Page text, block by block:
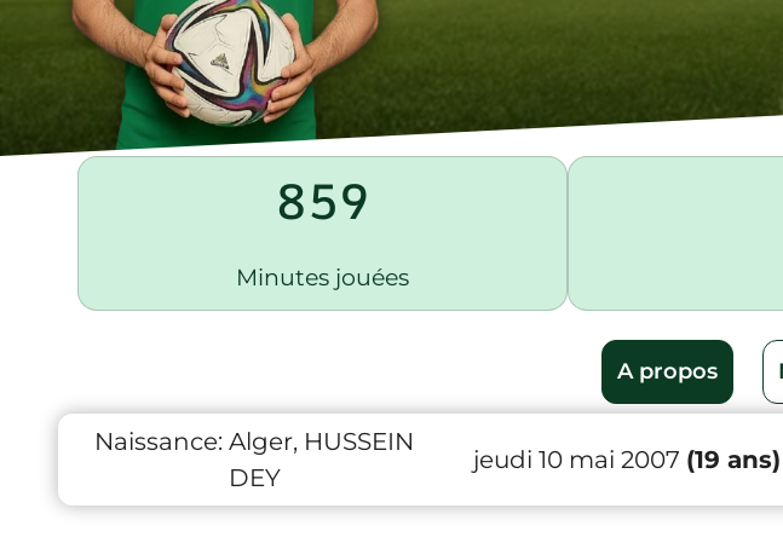
859
Minutes jouées
A propos
Naissance: Alger, HUSSEIN
DEY
jeudi 10 mai 2007 (19 ans)